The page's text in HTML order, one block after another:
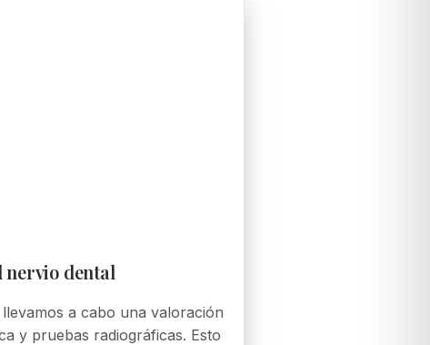
dental
a cabo una valoración
y pruebas radiográficas. Esto